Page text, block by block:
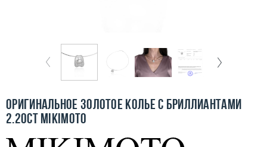
О компании
Контакты
Оригинальное золотое колье с бриллиантами
2.20ct Mikimoto